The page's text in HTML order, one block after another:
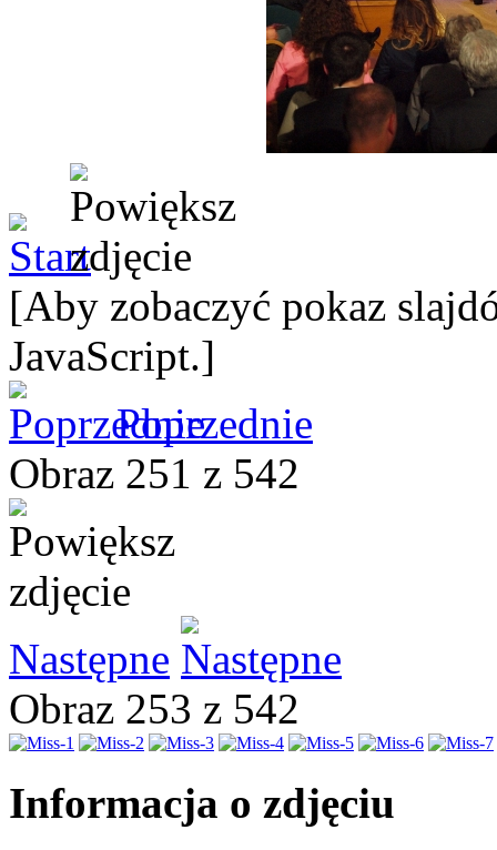
[Aby zobaczyć pokaz
JavaScript.]
Poprzednie
Obraz 251 z 542
Następne
Obraz 253 z 542
Informacja o zdjęciu